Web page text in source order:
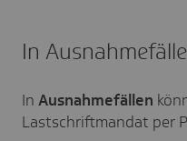
In
In Ausnahmefällen
Lastschriftmandat per